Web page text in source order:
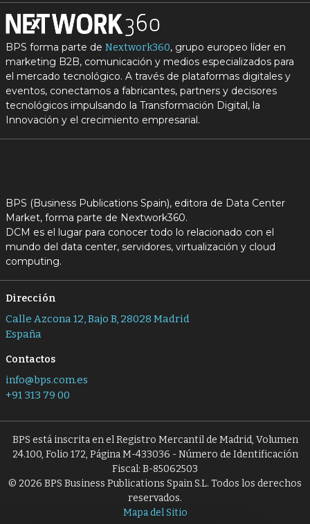
BPS forma parte de Nextwork360, grupo europeo líder en
marketing B2B, comunicación y medios especializados para
el mercado tecnológico. A través de plataformas digitales y
eventos, conectamos a fabricantes, partners y decisores
tecnológicos impulsando la Transformación Digital, la
Innovación y el crecimiento empresarial.
BPS (Business Publications Spain), editora de Data Center
Market, forma parte de Nextwork360.
DCM es el lugar para conocer todo lo relacionado con el
mundo del data center, servidores, virtualización y cloud
computing.
Dirección
Calle Azcona 12, Bajo B, 28028 Madrid
España
Contactos
info@bps.com.es
+91 313 79 00
BPS está inscrita en el Registro Mercantil de Madrid, Volumen
24.100, Folio 172, Página M-433036 - Número de Identificación
Fiscal: B-85062503
© 2026 BPS Business Publications Spain S.L. Todos los derechos
reservados.
Mapa del Sitio